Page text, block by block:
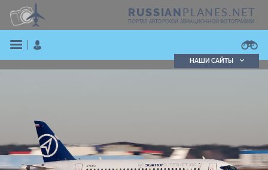
RUSSIAN PLANES.NET
ПОРТАЛ АВТОРСКОЙ АВИАЦИОННОЙ ФОТОГРАФИИ
НАШИ САЙТЫ